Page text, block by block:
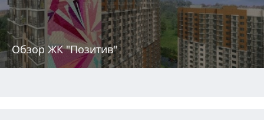
Обзор ЖК "Позитив"